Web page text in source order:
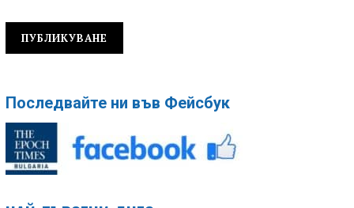
Последвайте ни във Фейсбук